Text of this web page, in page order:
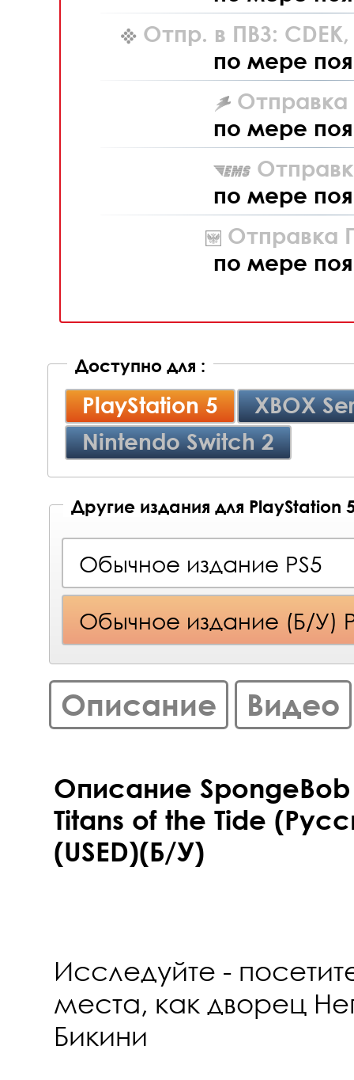
Отпр. в ПВЗ: CDEK,
по мере
Отправка
по мере
по мере
Отправка
по мере
Доступно для :
PlayStation 5
XBOX
Nintendo Switch 2
Другие издания для PlayStation
Обычное издание PS5
Обычное издание (Б/У)
Описание Видео
Описание SpongeBob
Titans of the Tide
(USED)(Б/У)
Исследуйте -
места, как дворец
Бикини